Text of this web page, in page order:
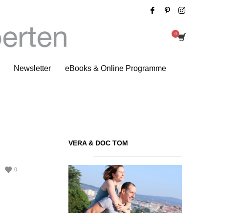
Newsletter eBooks & Online Programme
Tag: Easy Yoga
0
VERA & DOC TOM